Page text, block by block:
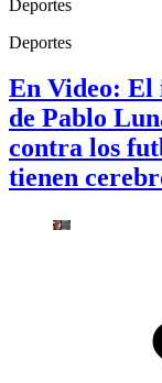
Deportes
Deportes
En Video: El
de Pablo
contra los
tienen